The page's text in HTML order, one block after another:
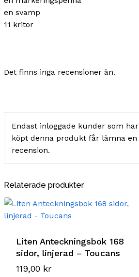
en svamp
11 kritor
Det finns inga recensioner än.
Endast inloggade kunder som har
köpt denna produkt får lämna en
recension.
Relaterade produkter
Liten Anteckningsbok 168
sidor, linjerad – Toucans
119,00 kr